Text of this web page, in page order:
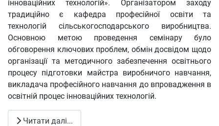
інноваційних технологій». Організатором заходу
традиційно є кафедра професійної освіти та
технологій сільськогосподарського виробництва.
Основною метою проведення семінару було
обговорення ключових проблем, обмін досвідом щодо
організації та методичного забезпечення освітнього
процесу підготовки майстра виробничого навчання,
викладача професійного навчання до впровадження в
освітній процес інноваційних технологій.
Читати далі...